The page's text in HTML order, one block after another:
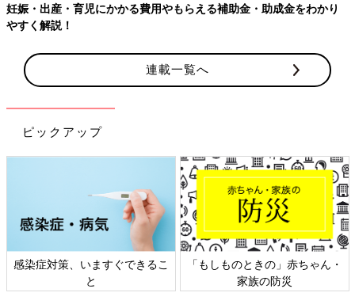
妊娠・出産・育児にかかる費用やもらえる補助金・助成金をわかり
やすく解説！
連載一覧へ
ピックアップ
感染症対策、いますぐできるこ
と
「もしものときの」赤ちゃん・
家族の防災